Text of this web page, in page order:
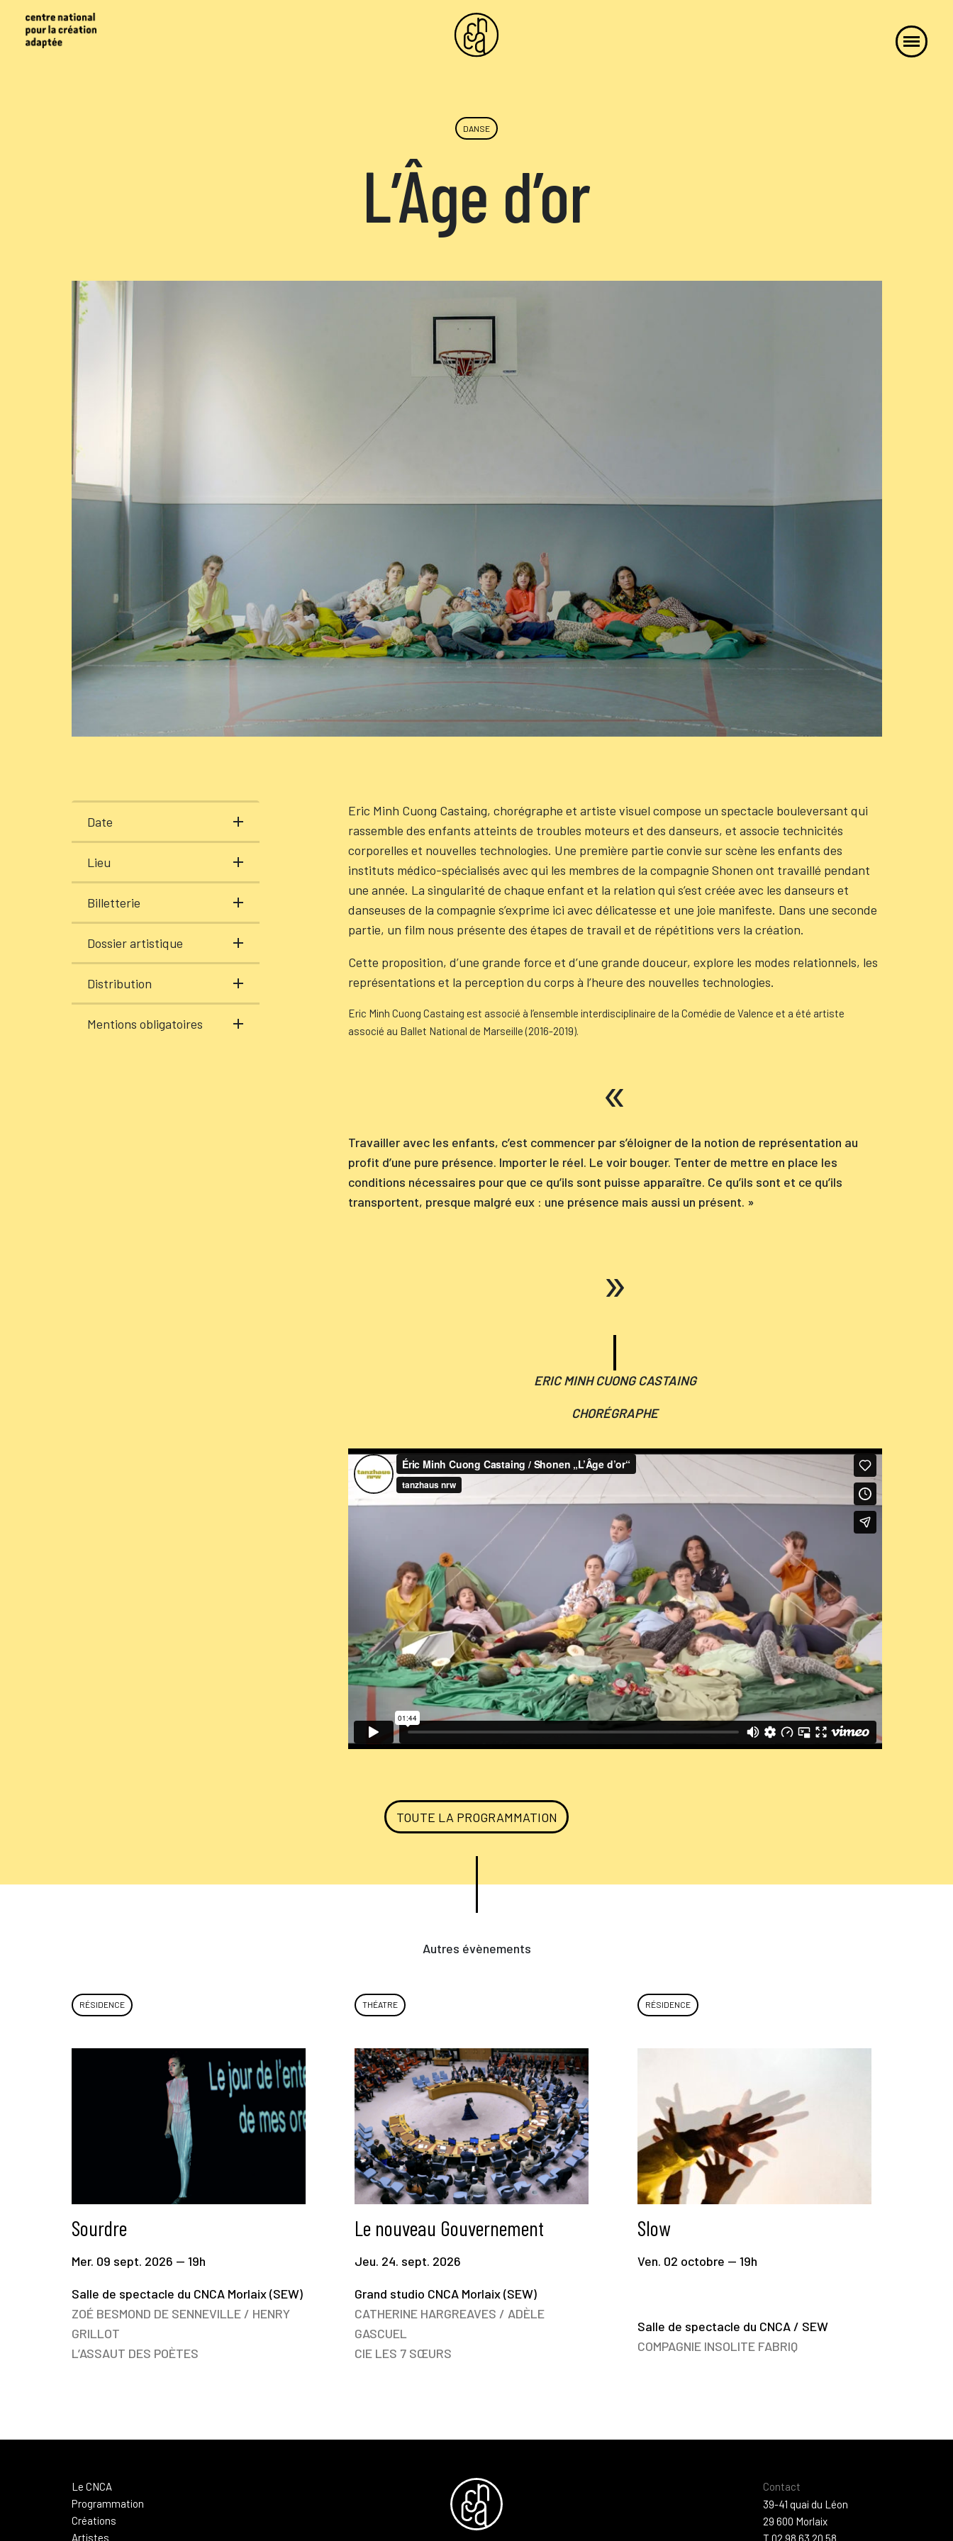
DANSE
L’Âge d’or
Date
Lieu
Billetterie
Dossier artistique
Distribution
Mentions obligatoires
Eric Minh Cuong Castaing, chorégraphe et artiste visuel compose un spectacle bouleversant qui
rassemble des enfants atteints de troubles moteurs et des danseurs, et associe technicités
corporelles et nouvelles technologies. Une première partie convie sur scène les enfants des
instituts médico-spécialisés avec qui les membres de la compagnie Shonen ont travaillé pendant
une année. La singularité de chaque enfant et la relation qui s’est créée avec les danseurs et
danseuses de la compagnie s’exprime ici avec délicatesse et une joie manifeste. Dans une seconde
partie, un film nous présente des étapes de travail et de répétitions vers la création.
Cette proposition, d’une grande force et d’une grande douceur, explore les modes relationnels, les
représentations et la perception du corps à l’heure des nouvelles technologies.
Eric Minh Cuong Castaing est associé à l’ensemble interdisciplinaire de la Comédie de Valence et a été artiste
associé au Ballet National de Marseille (2016-2019).
Travailler avec les enfants, c’est commencer par s’éloigner de la notion de représentation au
profit d’une pure présence. Importer le réel. Le voir bouger. Tenter de mettre en place les
conditions nécessaires pour que ce qu’ils sont puisse apparaître. Ce qu’ils sont et ce qu’ils
transportent, presque malgré eux : une présence mais aussi un présent. »
ERIC MINH CUONG CASTAING
CHORÉGRAPHE
TOUTE LA PROGRAMMATION
Autres évènements
RÉSIDENCE
Sourdre
Mer. 09 sept. 2026 — 19h
Salle de spectacle du CNCA Morlaix (SEW)
ZOÉ BESMOND DE SENNEVILLE / HENRY
GRILLOT
L’ASSAUT DES POÈTES
THÉATRE
Le nouveau Gouvernement
Jeu. 24. sept. 2026
Grand studio CNCA Morlaix (SEW)
CATHERINE HARGREAVES / ADÈLE
GASCUEL
CIE LES 7 SŒURS
RÉSIDENCE
Slow
Ven. 02 octobre — 19h
Salle de spectacle du CNCA / SEW
COMPAGNIE INSOLITE FABRIQ
Le CNCA
Programmation
Créations
Artistes
Contact
39-41 quai du Léon
29 600 Morlaix
T 02 98 63 20 58